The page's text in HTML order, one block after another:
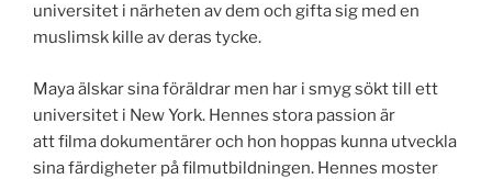
universitet i närheten av dem och gifta sig med en
muslimsk kille av deras tycke.
Maya älskar sina föräldrar men har i smyg sökt till ett
universitet i New York. Hennes stora passion är
att filma dokumentärer och hon hoppas kunna utveckla
sina färdigheter på filmutbildningen. Hennes moster